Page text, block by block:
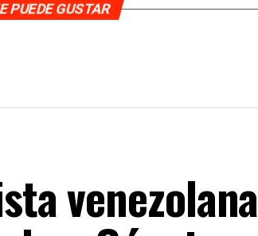
PUEDE GUSTAR
venezolana